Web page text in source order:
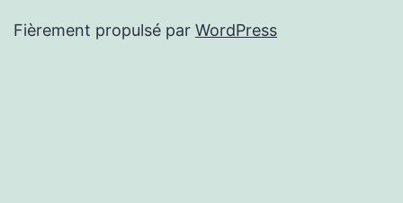
Fièrement propulsé par WordPress